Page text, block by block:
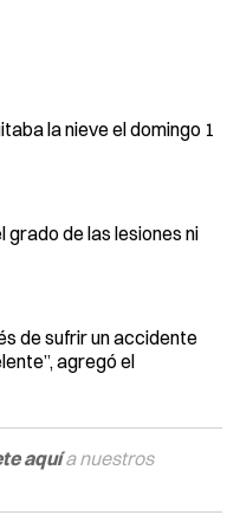
la nieve el domingo 1
de las lesiones ni
de sufrir un accidente
agregó el
aquía nuestros